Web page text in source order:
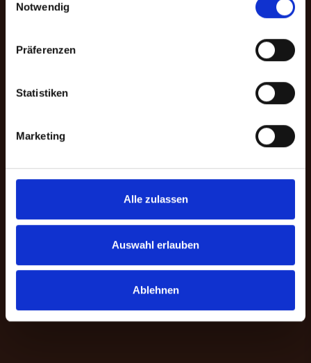
Notwendig
Präferenzen
Statistiken
Marketing
Alle zulassen
Auswahl erlauben
Ablehnen
und einer zweckgebundenen Spende